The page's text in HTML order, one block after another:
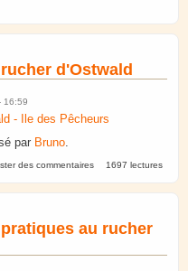
d'Ostwald
16:59
- Ile des Pêcheurs
par Bruno
rucher d'Ostwald
des commentaires 1697 lectures
au rucher